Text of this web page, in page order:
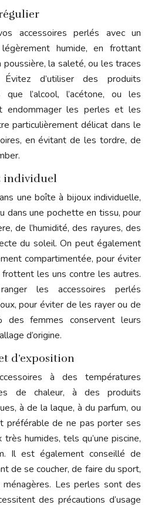
accessoires perlés avec un
humide, en frottant
la saleté, ou les traces
d’utiliser des produits
l’alcool, l’acétone, ou les
endommager les perles et les
particulièrement délicat dans le
en évitant de les tordre, de
individuel
une boîte à bijoux individuelle,
dans une pochette en tissu, pour
de l’humidité, des rayures, des
du soleil. On peut également
compartimentée, pour éviter
les uns contre les autres.
les accessoires perlés
pour éviter de les rayer ou de
des femmes conservent leurs
d’origine.
d’exposition
à des températures
de chaleur, à des produits
à de la laque, à du parfum, ou
préférable de ne pas porter ses
humides, tels qu’une piscine,
Il est également conseillé de
de se coucher, de faire du sport,
Les perles sont des
des précautions d’usage